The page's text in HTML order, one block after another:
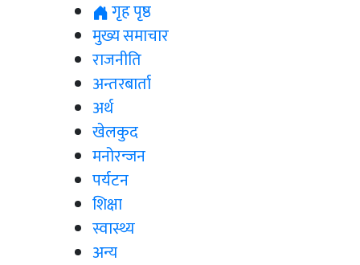
गृह पृष्ठ
मुख्य समाचार
राजनीति
अन्तरबार्ता
अर्थ
खेलकुद
मनोरन्जन
पर्यटन
शिक्षा
स्वास्थ्य
अन्य